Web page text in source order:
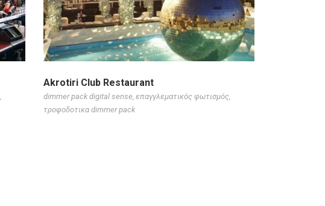
Akrotiri Club Restaurant
dimmer pack digital sense επαγγλεματικός φωτισμός
τροφοδοτικα dimmer pack